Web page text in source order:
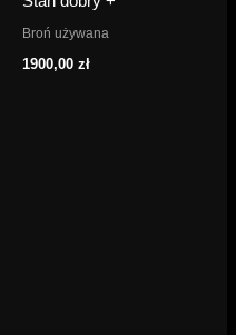
Broń używana
1900,00 zł